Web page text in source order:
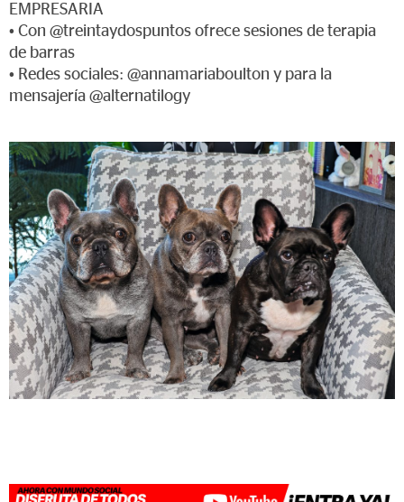
EMPRESARIA
• Con @treintaydospuntos ofrece sesiones de terapia
de barras
• Redes sociales: @annamariaboulton y para la
mensajería @alternatilogy